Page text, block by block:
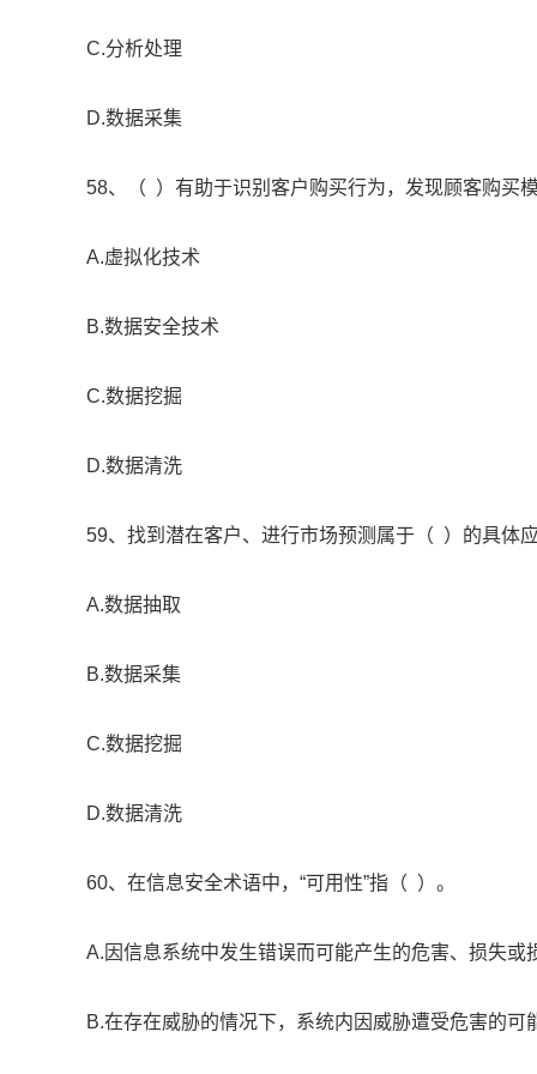
C.分析处理
D.数据采集
58、（ ）有助于识别客户购买行为，发现顾客购买模
A.虚拟化技术
B.数据安全技术
C.数据挖掘
D.数据清洗
59、找到潜在客户、进行市场预测属于（ ）的具体应
A.数据抽取
B.数据采集
C.数据挖掘
D.数据清洗
60、在信息安全术语中，“可用性”指（ ）。
A.因信息系统中发生错误而可能产生的危害、损失或
B.在存在威胁的情况下，系统内因威胁遭受危害的可